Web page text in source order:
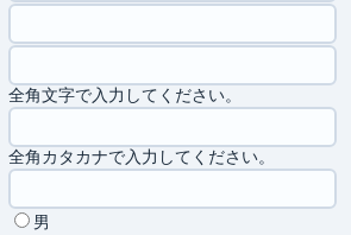
全角文字で入力してください。
全角カタカナで入力してください。
男